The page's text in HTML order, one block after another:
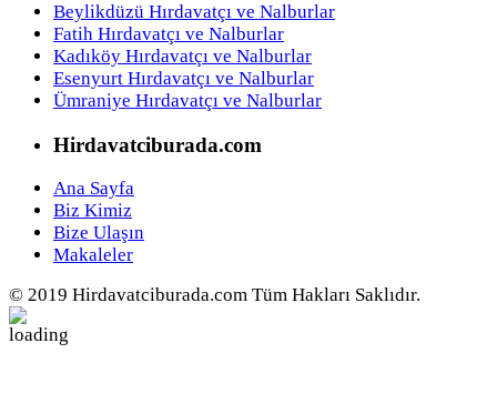
Beylikdüzü Hırdavatçı ve Nalburlar
Fatih Hırdavatçı ve Nalburlar
Kadıköy Hırdavatçı ve Nalburlar
Esenyurt Hırdavatçı ve Nalburlar
Ümraniye Hırdavatçı ve Nalburlar
Hirdavatciburada.com
Ana Sayfa
Biz Kimiz
Bize Ulaşın
Makaleler
© 2019 Hirdavatciburada.com Tüm Hakları Saklıdır.